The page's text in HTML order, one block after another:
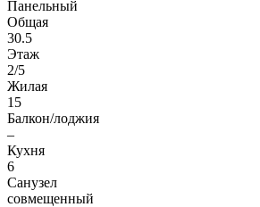
Панельный
Общая
30.5
Этаж
2/5
Жилая
15
Балкон/лоджия
–
Кухня
6
Санузел
совмещенный